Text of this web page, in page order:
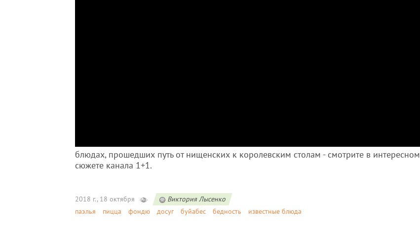
блюдах, прошедших путь от нищенских к королевским столам - смотрите в интересном
сюжете канала 1+1.
2018 г., 18 октября
Виктория Лысенко
паэлья
пицца фондю досуг буйабес бедность известные блюда